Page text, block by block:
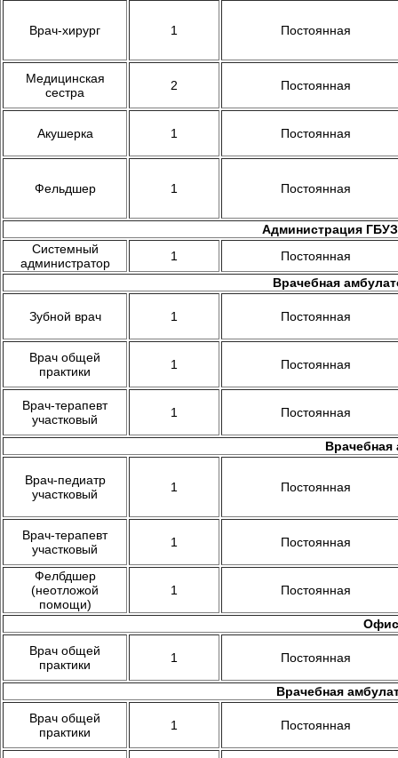
Врач-хирург 1 Постоянная
Медицинская
сестра
2 Постоянная
Акушерка 1 Постоянная
Фельдшер 1 Постоянная
Администрация
Системный
администратор
1
Постоянная
Врачебная
Зубной врач 1 Постоянная
Врач общей
практики
1 Постоянная
Врач-терапевт
участковый
1 Постоянная
Врачебная
Врач-педиатр
участковый
1 Постоянная
Врач-терапевт
участковый
1 Постоянная
Фелбдшер
(неотложой
помощи)
1 Постоянная
Офис
Врач общей
практики
1 Постоянная
Врачебная
Врач общей
практики
1 Постоянная